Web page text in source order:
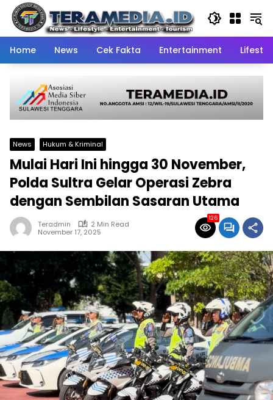
Skip
content
Home
News Cek Fakta Entertainment
News Hukum & Kriminal
Mulai Hari Ini hingga 30 November,
Polda Sultra Gelar Operasi Zebra
dengan Sembilan Sasaran Utama
Teradmin
2 Min Read
November 17, 2025
126